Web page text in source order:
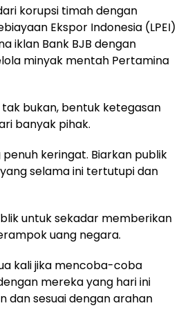
korupsi timah dengan
Ekspor Indonesia (LPEI)
iklan Bank BJB dengan
minyak mentah Pertamina
bukan, bentuk ketegasan
banyak pihak.
keringat. Biarkan publik
selama ini tertutupi dan
untuk sekadar memberikan
uang negara.
kali jika mencoba-coba
mereka yang hari ini
dan sesuai dengan arahan